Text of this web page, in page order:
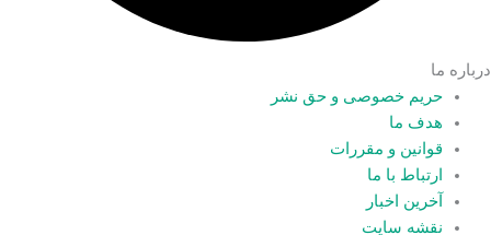
درباره ما
حریم خصوصی و حق نشر
هدف ما
قوانین و مقررات
ارتباط با ما
آخرین اخبار
نقشه سایت